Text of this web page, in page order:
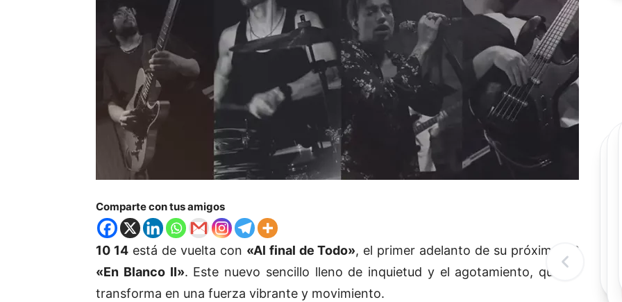
Comparte con tus amigos
10 14está de vuelta con «Al final de Todo», el primer adelanto de su próximo EP
«En Blanco II». Este nuevo sencillo lleno de inquietud y el agotamiento, que se
transforma en una fuerza vibrante y movimiento.